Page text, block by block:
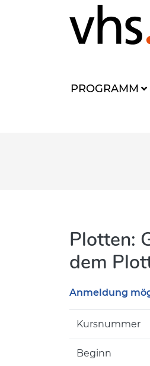
PROGRAMM
Plotten:
dem
Anmeldung
Kursnummer
Beginn